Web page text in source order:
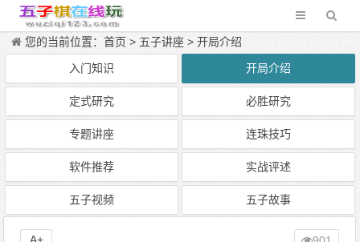
您的当前位置：首页 > 五子讲座 >开局介绍
入门知识 开局介绍
定式研究 必胜研究
专题讲座 连珠技巧
软件推荐 实战评述
五子视频 五子故事